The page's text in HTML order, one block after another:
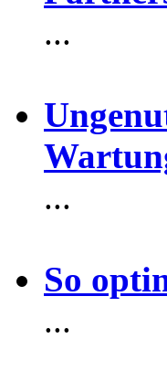
...
...
So
...